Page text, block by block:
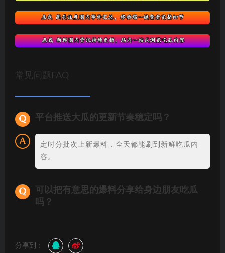
常见问题FAQ
平台推送大瓜的更新节奏稳定吗？
定时分批次上新爆料，全天都能刷到新鲜吃瓜内
容。
可以把有意思的爆料分享给身边朋友吃瓜
吗？
分享到：